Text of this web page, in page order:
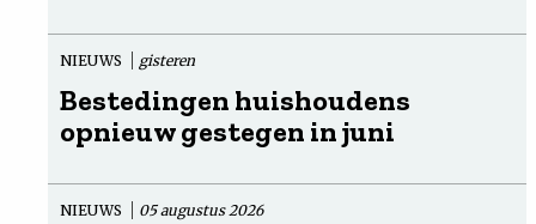
NIEUWS gisteren
Bestedingen huishoudens
opnieuw gestegen in juni
NIEUWS 05 augustus 2026